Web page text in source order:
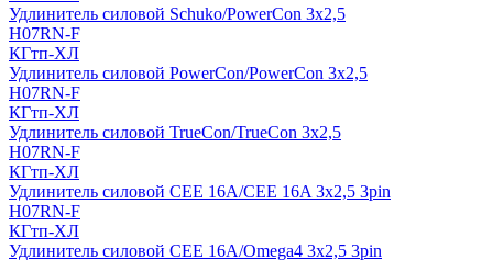
Удлинитель силовой Schuko/PowerCon 3х2,5
H07RN-F
КГтп-ХЛ
Удлинитель силовой PowerCon/PowerCon 3х2,5
H07RN-F
КГтп-ХЛ
Удлинитель силовой TrueCon/TrueCon 3х2,5
H07RN-F
КГтп-ХЛ
Удлинитель силовой CEE 16A/CEE 16A 3х2,5 3pin
H07RN-F
КГтп-ХЛ
Удлинитель силовой CEE 16A/Omega4 3х2,5 3pin